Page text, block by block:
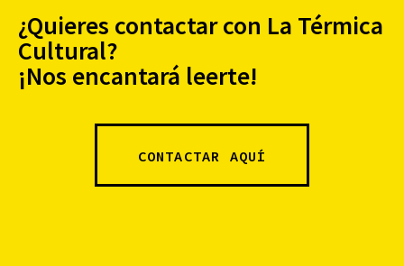
¿Quieres contactar con La Térmica
Cultural?
¡Nos encantará leerte!
CONTACTAR AQUÍ